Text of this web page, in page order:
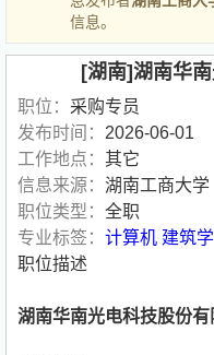
信息。
[湖南]湖南华
职位： 采购专员
发布时间： 2026-06-01
工作地点： 其它
信息来源： 湖南工商大学
职位类型： 全职
专业标签： 计算机 建筑学
职位描述
湖南华南光电科技股份有